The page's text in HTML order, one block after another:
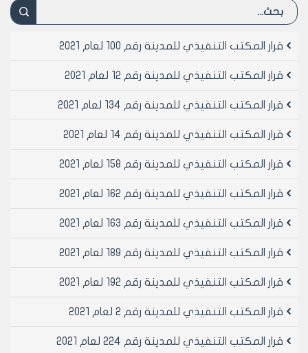
التنفيذي لمجلس المدينه حين الترخيص بشكل نظامي او
المتضمنة
والواقع المنفذ حسب كتاب الطبوغرافيا تبين عن الاضبارة
كما تبين ان العقار مبنى طابق واحد و غير مرخص واننا نرى ان
العمرانيه و يتم الزام صاحب العلاقه بالوجائب المعدله حين
تاريخ 21/11/2001م.
1- الموافقه على تعديل وجائب العقار 11099 منطقة عقارية
التحسين نتيجه الاستفاده
ويبلغ من يلزم لتنفيذه بعد استكمال اجراءات تصديقه من
قرار المكتب التنفيذي للمدينة رقم 100 لعام 2021
قرار المكتب التنفيذي للمدينة رقم 12 لعام 2021
قرار المكتب التنفيذي للمدينة رقم 134 لعام 2021
قرار المكتب التنفيذي للمدينة رقم 14 لعام 2021
قرار المكتب التنفيذي للمدينة رقم 158 لعام 2021
قرار المكتب التنفيذي للمدينة رقم 162 لعام 2021
قرار المكتب التنفيذي للمدينة رقم 163 لعام 2021
قرار المكتب التنفيذي للمدينة رقم 189 لعام 2021
قرار المكتب التنفيذي للمدينة رقم 192 لعام 2021
قرار المكتب التنفيذي للمدينة رقم 2 لعام 2021
قرار المكتب التنفيذي للمدينة رقم 224 لعام 2021